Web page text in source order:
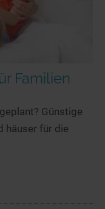
Familien
Günstige
häuser für die